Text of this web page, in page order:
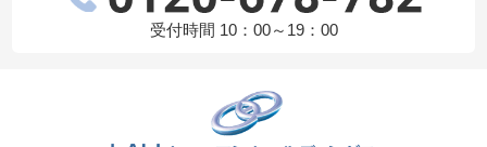
受付時間 10：00～19：00